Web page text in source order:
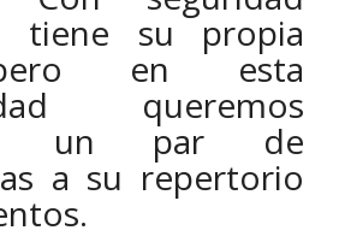
tiene su propia
en esta
queremos
un par de
a su repertorio